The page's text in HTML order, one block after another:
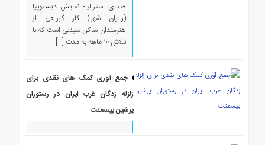
صدای استرالیا- نمایش دیستوپیا
(ویران شهر) کار گروهی از
هنرمندان ساکن سیدنی است که با
تلاش ۱۰ ماهه به مدت […]
جمع آوری کمک های نقدی برای
زلزله زدگان غرب ایران در رستوران
پرشین بیسمنت